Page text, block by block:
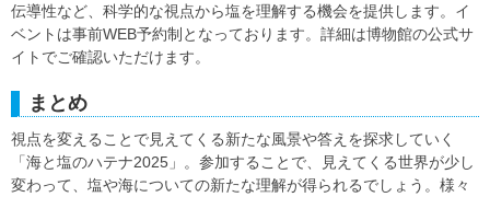
伝導性など、科学的な視点から塩を理解する機会を提供します。イ
ベントは事前WEB予約制となっております。詳細は博物館の公式サ
イトでご確認いただけます。
まとめ
視点を変えることで見えてくる新たな風景や答えを探求していく
「海と塩のハテナ2025」。参加することで、見えてくる世界が少し
変わって、塩や海についての新たな理解が得られるでしょう。様々